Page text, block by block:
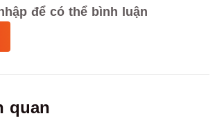
để có thể bình luận
quan